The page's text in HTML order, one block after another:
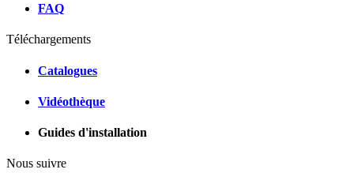
FAQ
Téléchargements
Catalogues
Vidéothèque
Guides d'installation
Nous suivre